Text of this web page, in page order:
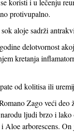
koristi i u lečenju
protivupalno.
aloje sadrži
delotvornost
kretanja
od kolitisa ili
Zago veći deo
ljudi brzo i
Aloe arborescens.